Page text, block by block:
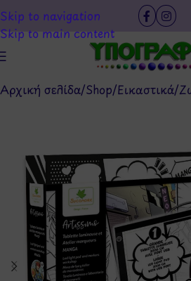
Skip to navigation
Skip to main content
Αρχική σελίδα/Shop/Εικαστικά/